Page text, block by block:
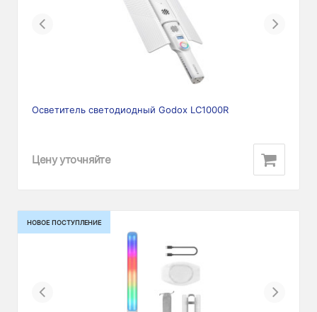
Previous Next
Осветитель светодиодный Godox LC1000R
Цену уточняйте
НОВОЕ ПОСТУПЛЕНИЕ
Previous Next